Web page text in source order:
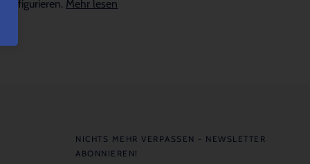
konfigurieren. Mehr lesen
NICHTS MEHR VERPASSEN - NEWSLETTER
ABONNIEREN!